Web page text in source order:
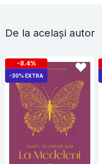
De la același autor
-8.4%
-30% EXTRA